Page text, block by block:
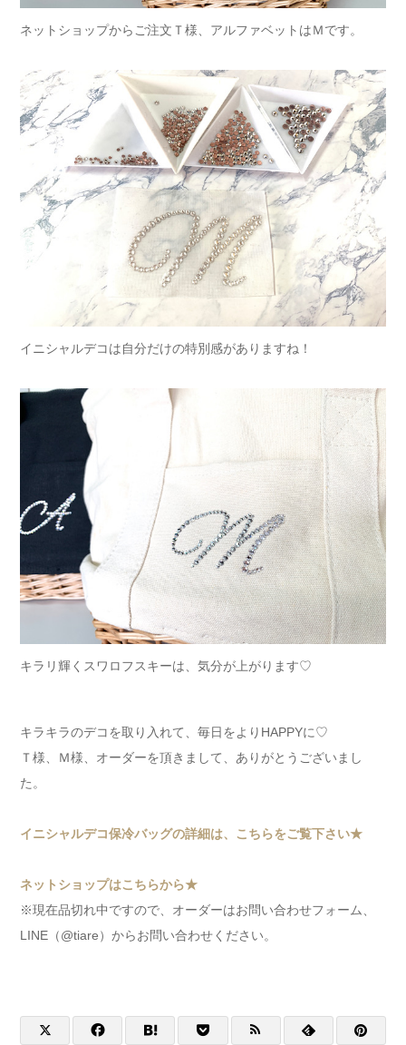
ネットショップからご注文Ｔ様、アルファベットはＭです。
イニシャルデコは自分だけの特別感がありますね！
キラリ輝くスワロフスキーは、気分が上がります♡
キラキラのデコを取り入れて、毎日をよりHAPPYに♡
Ｔ様、Ｍ様、オーダーを頂きまして、ありがとうございまし
た。
イニシャルデコ保冷バッグの詳細は、こちらをご覧下さい★
ネットショップはこちらから★
※現在品切れ中ですので、オーダーはお問い合わせフォーム、
LINE（@tiare）からお問い合わせください。